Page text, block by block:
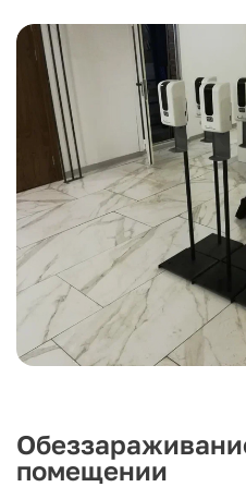
помещении